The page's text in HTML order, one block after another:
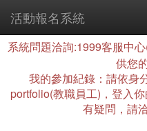
活動報名系統
系統問題洽詢:1999客服中
供您
我的參加紀錄：請依身
portfolio(教職員工)，登入
有疑問，請